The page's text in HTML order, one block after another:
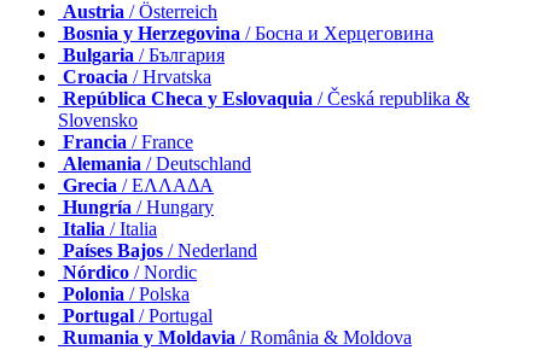
Austria / Österreich
Bosnia y Herzegovina / Босна и Херцеговина
Bulgaria / България
Croacia / Hrvatska
República Checa y Eslovaquia / Česká republika &
Slovensko
Francia / France
Alemania / Deutschland
Grecia / ΕΛΛΑΔΑ
Hungría / Hungary
Italia / Italia
Países Bajos / Nederland
Nórdico / Nordic
Polonia / Polska
Portugal / Portugal
Rumania y Moldavia / România & Moldova